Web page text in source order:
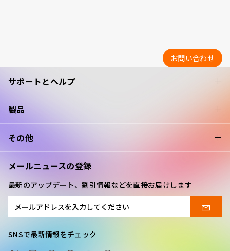
サポートとヘルプ
製品
その他
メールニュースの登録
最新のアップデート、割引情報などを直接お届けします
SNSで最新情報をチェック
お問い合わせ